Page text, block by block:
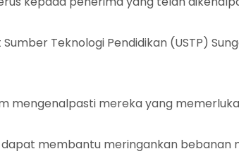
Teknologi Pendidikan (USTP)
mengenalpasti mereka yang
membantu meringankan bebanan